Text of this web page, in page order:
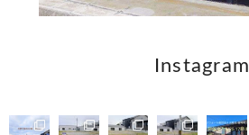
Instagram